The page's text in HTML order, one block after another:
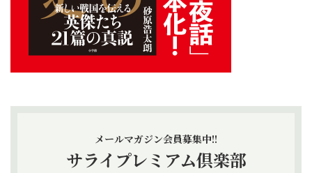
メールマガジン会員募集中!!
サライプレミアム倶楽部